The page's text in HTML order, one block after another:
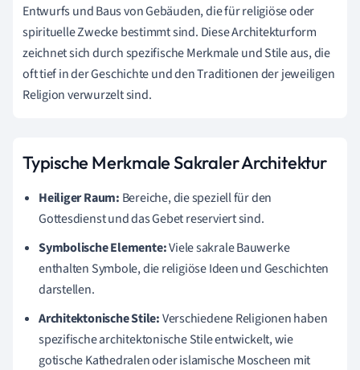
Entwurfs und Baus von Gebäuden, die für religiöse oder
spirituelle Zwecke bestimmt sind. Diese Architekturform
zeichnet sich durch spezifische Merkmale und Stile aus, die
oft tief in der Geschichte und den Traditionen der jeweiligen
Religion verwurzelt sind.
Typische Merkmale Sakraler Architektur
Heiliger Raum: Bereiche, die speziell für den
Gottesdienst und das Gebet reserviert sind.
Symbolische Elemente:Viele sakrale Bauwerke
enthalten Symbole, die religiöse Ideen und Geschichten
darstellen.
Architektonische Stile:Verschiedene Religionen haben
spezifische architektonische Stile entwickelt, wie
gotische Kathedralen oder islamische Moscheen mit